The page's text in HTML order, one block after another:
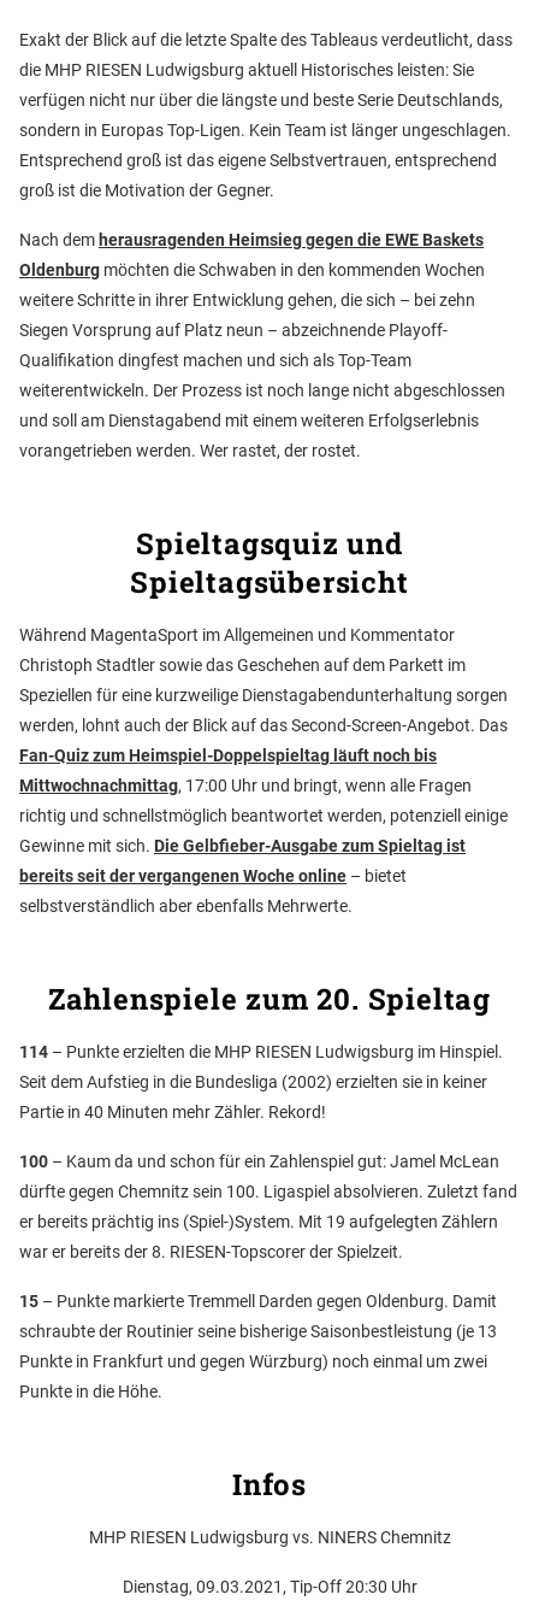
Exakt der Blick auf die letzte Spalte des Tableaus verdeutlicht, dass
die MHP RIESEN Ludwigsburg aktuell Historisches leisten: Sie
verfügen nicht nur über die längste und beste Serie Deutschlands,
sondern in Europas Top-Ligen. Kein Team ist länger ungeschlagen.
Entsprechend groß ist das eigene Selbstvertrauen, entsprechend
groß ist die Motivation der Gegner.
Nach dem herausragenden Heimsieg gegen die EWE Baskets
Oldenburg möchten die Schwaben in den kommenden Wochen
weitere Schritte in ihrer Entwicklung gehen, die sich – bei zehn
Siegen Vorsprung auf Platz neun – abzeichnende Playoff-
Qualifikation dingfest machen und sich als Top-Team
weiterentwickeln. Der Prozess ist noch lange nicht abgeschlossen
und soll am Dienstagabend mit einem weiteren Erfolgserlebnis
vorangetrieben werden. Wer rastet, der rostet.
Spieltagsquiz und
Spieltagsübersicht
Während MagentaSport im Allgemeinen und Kommentator
Christoph Stadtler sowie das Geschehen auf dem Parkett im
Speziellen für eine kurzweilige Dienstagabendunterhaltung sorgen
werden, lohnt auch der Blick auf das Second-Screen-Angebot. Das
Fan-Quiz zum Heimspiel-Doppelspieltag läuft noch bis
Mittwochnachmittag, 17:00 Uhr und bringt, wenn alle Fragen
richtig und schnellstmöglich beantwortet werden, potenziell einige
Gewinne mit sich. Die Gelbfieber-Ausgabe zum Spieltag ist
bereits seit der vergangenen Woche online – bietet
selbstverständlich aber ebenfalls Mehrwerte.
Zahlenspiele zum 20. Spieltag
114 – Punkte erzielten die MHP RIESEN Ludwigsburg im Hinspiel.
Seit dem Aufstieg in die Bundesliga (2002) erzielten sie in keiner
Partie in 40 Minuten mehr Zähler. Rekord!
100 – Kaum da und schon für ein Zahlenspiel gut: Jamel McLean
dürfte gegen Chemnitz sein 100. Ligaspiel absolvieren. Zuletzt fand
er bereits prächtig ins (Spiel-)System. Mit 19 aufgelegten Zählern
war er bereits der 8. RIESEN-Topscorer der Spielzeit.
15 – Punkte markierte Tremmell Darden gegen Oldenburg. Damit
schraubte der Routinier seine bisherige Saisonbestleistung (je 13
Punkte in Frankfurt und gegen Würzburg) noch einmal um zwei
Punkte in die Höhe.
Infos
MHP RIESEN Ludwigsburg vs. NINERS Chemnitz
Dienstag, 09.03.2021, Tip-Off 20:30 Uhr